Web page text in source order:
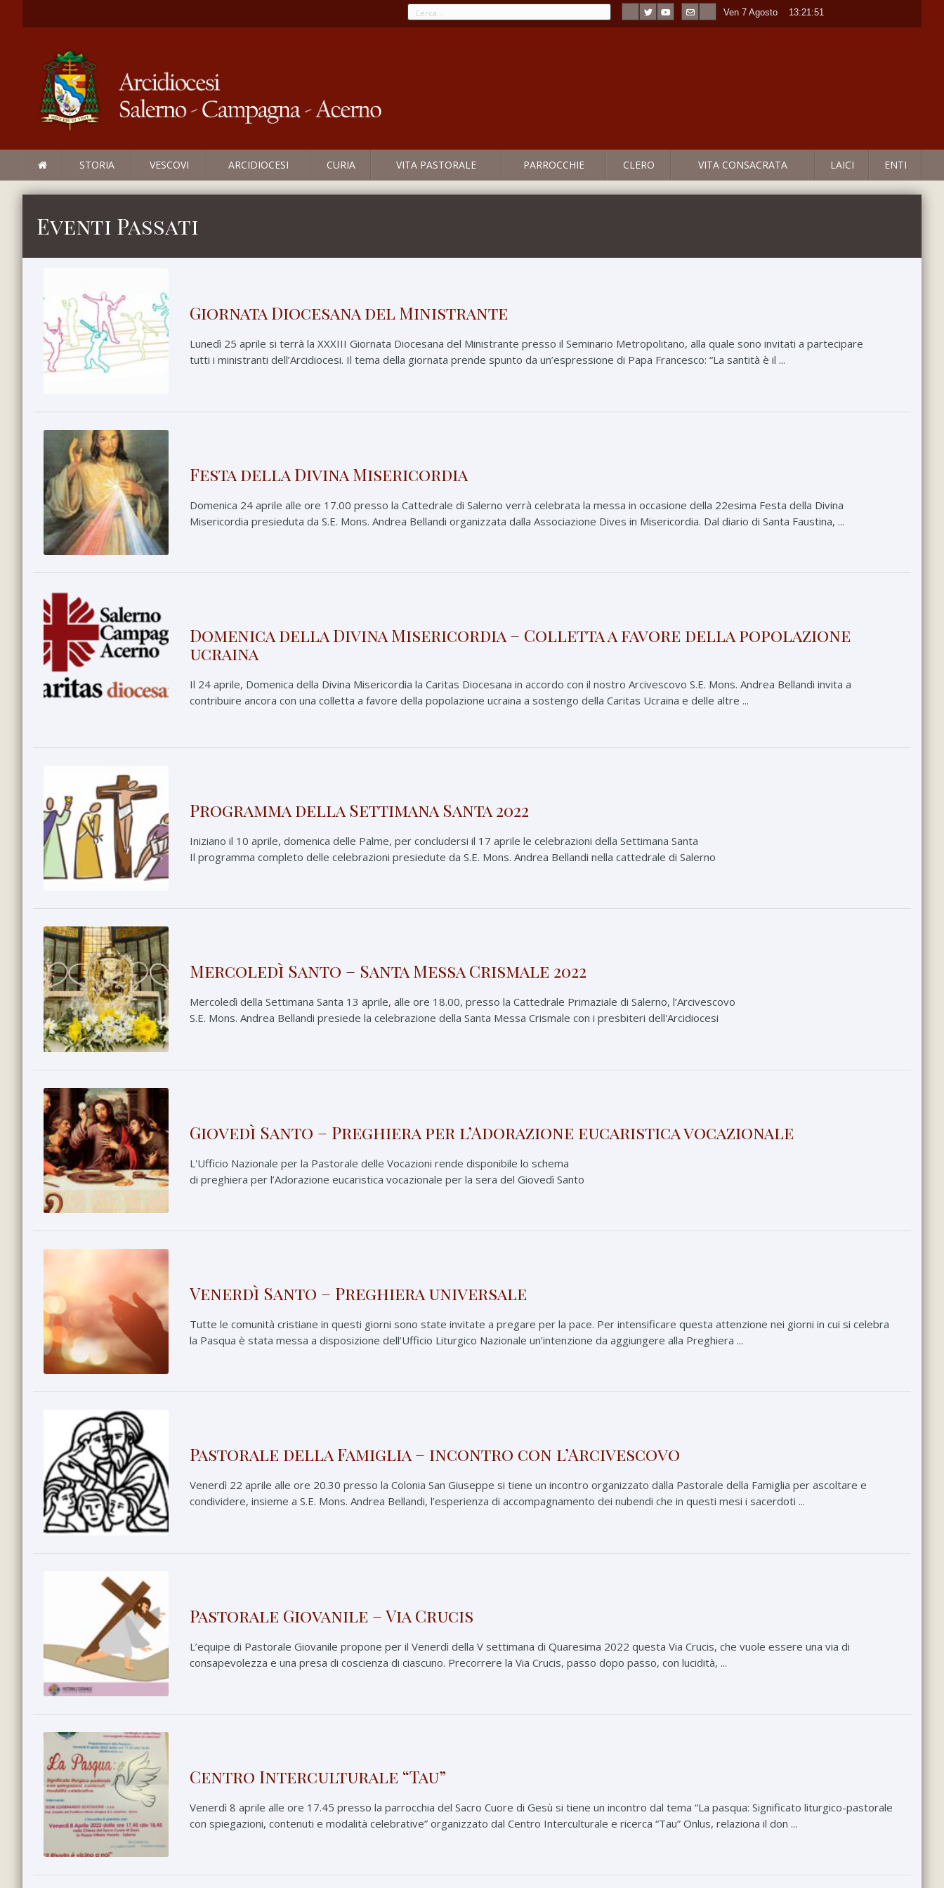
Ven 7 Agosto 13:21:51
STORIA VESCOVI ARCIDIOCESI CURIA VITA PASTORALE PARROCCHIE CLERO VITA CONSACRATA LAICI ENTI
Eventi Passati
Giornata Diocesana del Ministrante
Lunedì 25 aprile si terrà la XXXIII Giornata Diocesana del Ministrante presso il Seminario Metropolitano, alla quale sono invitati a partecipare
tutti i ministranti dell’Arcidiocesi. Il tema della giornata prende spunto da un’espressione di Papa Francesco: “La santità è il ...
Festa della Divina Misericordia
Domenica 24 aprile alle ore 17.00 presso la Cattedrale di Salerno verrà celebrata la messa in occasione della 22esima Festa della Divina
Misericordia presieduta da S.E. Mons. Andrea Bellandi organizzata dalla Associazione Dives in Misericordia. Dal diario di Santa Faustina, ...
Domenica della Divina Misericordia – Colletta a favore della popolazione
ucraina
Il 24 aprile, Domenica della Divina Misericordia la Caritas Diocesana in accordo con il nostro Arcivescovo S.E. Mons. Andrea Bellandi invita a
contribuire ancora con una colletta a favore della popolazione ucraina a sostengo della Caritas Ucraina e delle altre ...
Programma della Settimana Santa 2022
Iniziano il 10 aprile, domenica delle Palme, per concludersi il 17 aprile le celebrazioni della Settimana Santa
Il programma completo delle celebrazioni presiedute da S.E. Mons. Andrea Bellandi nella cattedrale di Salerno
Mercoledì Santo – Santa Messa Crismale 2022
Mercoledì della Settimana Santa 13 aprile, alle ore 18.00, presso la Cattedrale Primaziale di Salerno, l’Arcivescovo
S.E. Mons. Andrea Bellandi presiede la celebrazione della Santa Messa Crismale con i presbiteri dell'Arcidiocesi
Giovedì Santo – Preghiera per l’Adorazione eucaristica vocazionale
L'Ufficio Nazionale per la Pastorale delle Vocazioni rende disponibile lo schema
di preghiera per l’Adorazione eucaristica vocazionale per la sera del Giovedì Santo
Venerdì Santo – Preghiera universale
Tutte le comunità cristiane in questi giorni sono state invitate a pregare per la pace. Per intensificare questa attenzione nei giorni in cui si celebra
la Pasqua è stata messa a disposizione dell’Ufficio Liturgico Nazionale un’intenzione da aggiungere alla Preghiera ...
Pastorale della Famiglia – incontro con l’Arcivescovo
Venerdì 22 aprile alle ore 20.30 presso la Colonia San Giuseppe si tiene un incontro organizzato dalla Pastorale della Famiglia per ascoltare e
condividere, insieme a S.E. Mons. Andrea Bellandi, l’esperienza di accompagnamento dei nubendi che in questi mesi i sacerdoti ...
Pastorale Giovanile – Via Crucis
L’equipe di Pastorale Giovanile propone per il Venerdì della V settimana di Quaresima 2022 questa Via Crucis, che vuole essere una via di
consapevolezza e una presa di coscienza di ciascuno. Precorrere la Via Crucis, passo dopo passo, con lucidità, ...
Centro Interculturale “Tau”
Venerdì 8 aprile alle ore 17.45 presso la parrocchia del Sacro Cuore di Gesù si tiene un incontro dal tema “La pasqua: Significato liturgico-pastorale
con spiegazioni, contenuti e modalità celebrative” organizzato dal Centro Interculturale e ricerca “Tau” Onlus, relaziona il don ...